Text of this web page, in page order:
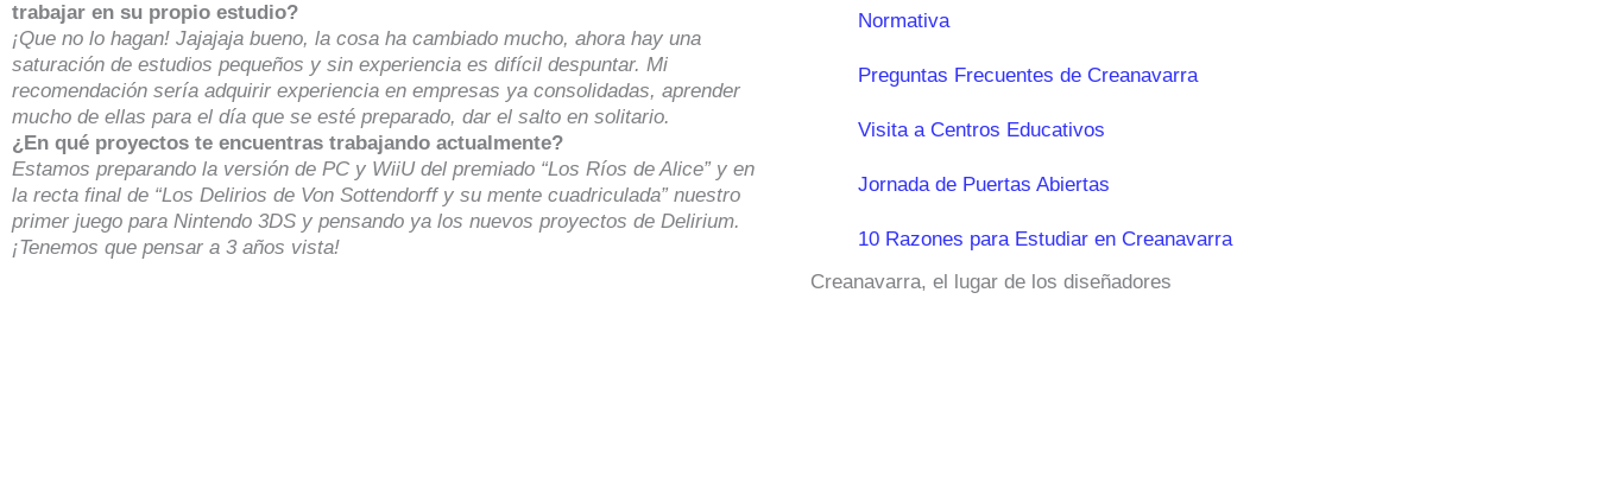
trabajar en su propio estudio?
¡Que no lo hagan! Jajajaja bueno, la cosa ha cambiado mucho, ahora hay una
saturación de estudios pequeños y sin experiencia es difícil despuntar. Mi
recomendación sería adquirir experiencia en empresas ya consolidadas, aprender
mucho de ellas para el día que se esté preparado, dar el salto en solitario.
¿En qué proyectos te encuentras trabajando actualmente?
Estamos preparando la versión de PC y WiiU del premiado “Los Ríos de Alice” y en
la recta final de “Los Delirios de Von Sottendorff y su mente cuadriculada” nuestro
primer juego para Nintendo 3DS y pensando ya los nuevos proyectos de Delirium.
¡Tenemos que pensar a 3 años vista!
Normativa
Preguntas Frecuentes de Creanavarra
Visita a Centros Educativos
Jornada de Puertas Abiertas
10 Razones para Estudiar en Creanavarra
Creanavarra, el lugar de los diseñadores